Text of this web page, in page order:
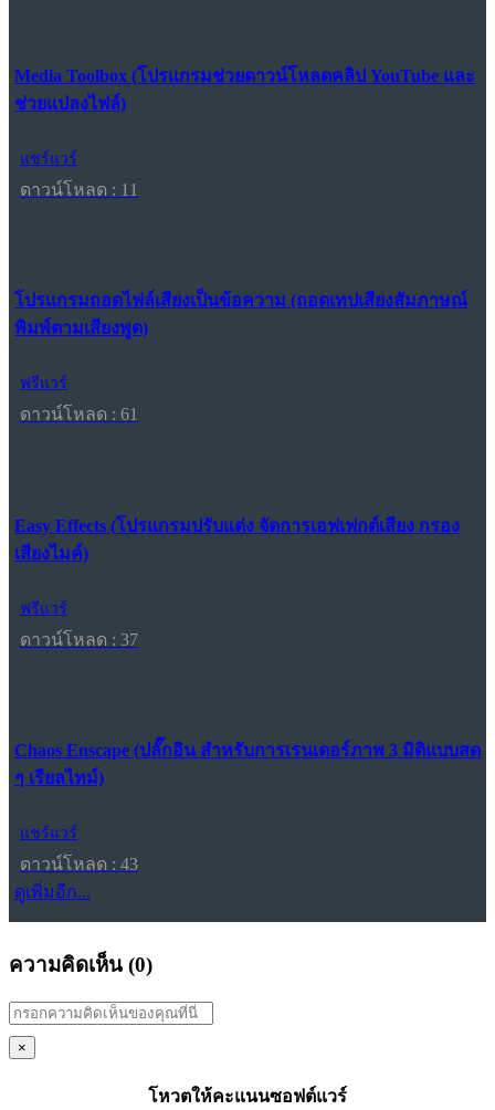
Media Toolbox (โปรแกรมช่วยดาวน์โหลดคลิป YouTube และ
ช่วยแปลงไฟล์)
แชร์แวร์
ดาวน์โหลด : 11
โปรแกรมถอดไฟล์เสียงเป็นข้อความ (ถอดเทปเสียงสัมภาษณ์
พิมพ์ตามเสียงพูด)
ฟรีแวร์
ดาวน์โหลด : 61
Easy Effects (โปรแกรมปรับแต่ง จัดการเอฟเฟกต์เสียง กรอง
เสียงไมค์)
ฟรีแวร์
ดาวน์โหลด : 37
Chaos Enscape (ปลั๊กอิน สำหรับการเรนเดอร์ภาพ 3 มิติแบบสด
ๆ เรียลไทม์)
แชร์แวร์
ดาวน์โหลด : 43
ดูเพิ่มอีก...
ความคิดเห็น (0)
×
โหวตให้คะแนนซอฟต์แวร์